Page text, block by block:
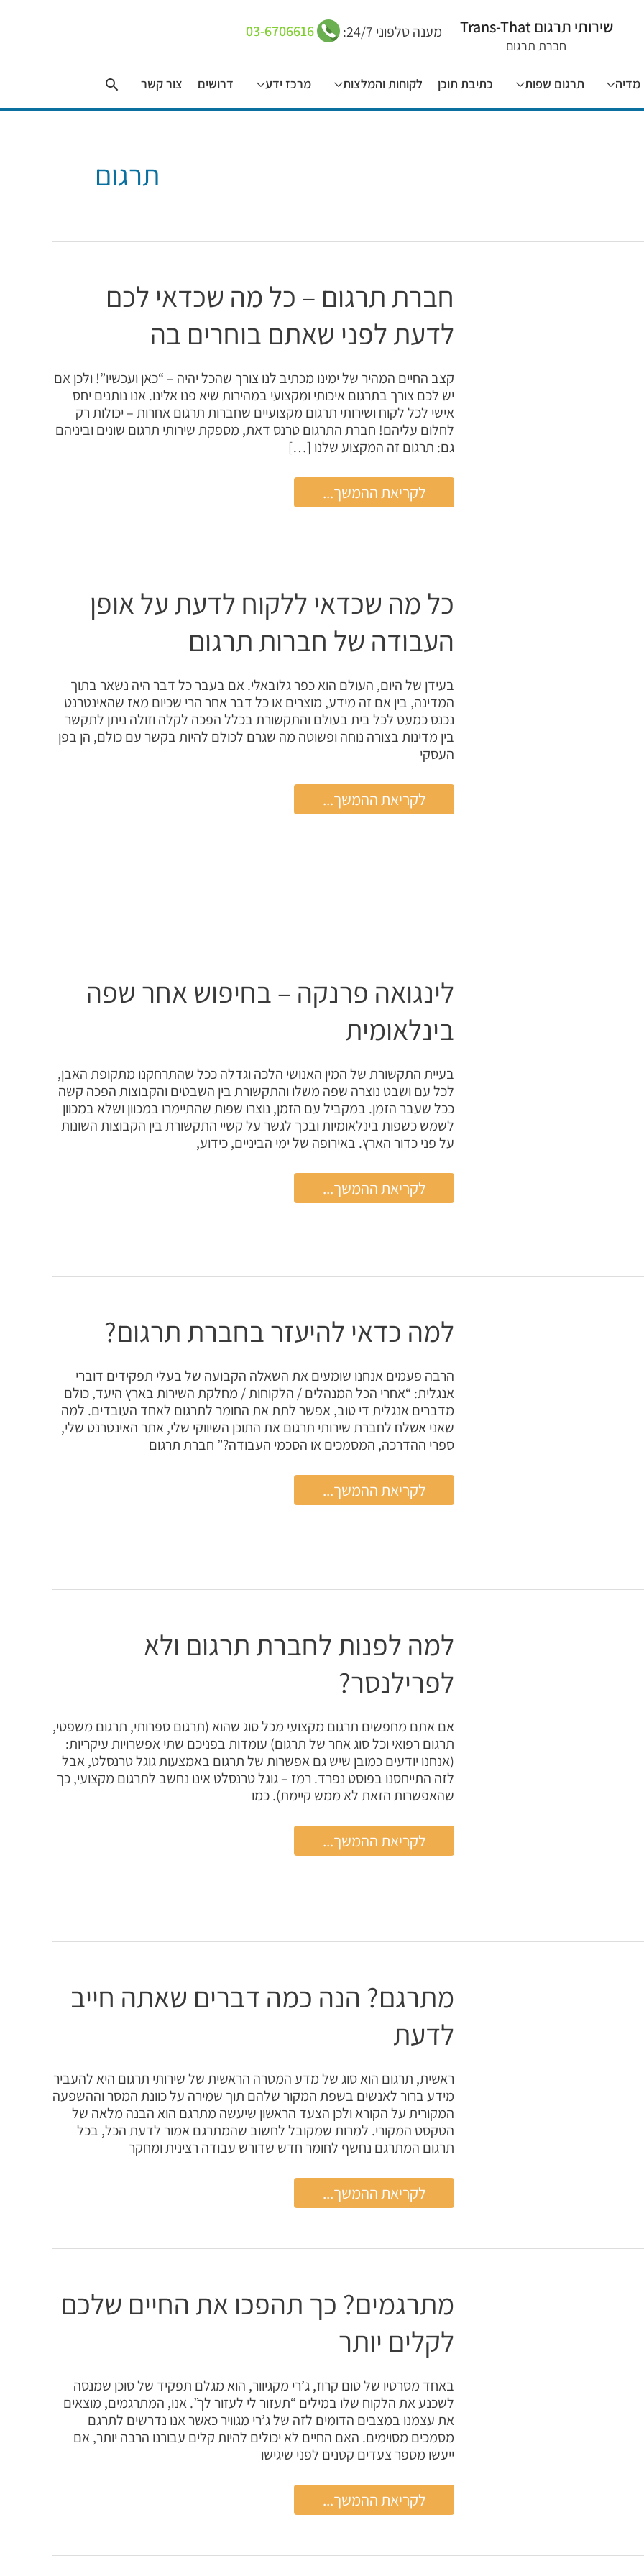
שירותי תרגום Trans-That
חברת תרגום
מענה טלפוני 24/7: 03-6706616
מדיה תרגום שפות כתיבת תוכן לקוחות והמלצות מרכז ידע דרושים צור קשר חיפוש
תרגום
חברת תרגום – כל מה שכדאי לכם
לדעת לפני שאתם בוחרים בה
קצב החיים המהיר של ימינו מכתיב לנו צורך שהכל יהיה – “כאן ועכשיו”! ולכן אם
יש לכם צורך בתרגום איכותי ומקצועי במהירות שיא פנו אלינו. אנו נותנים יחס
אישי לכל לקוח ושירותי תרגום מקצועיים שחברות תרגום אחרות – יכולות רק
לחלום עליהם! חברת התרגום טרנס דאת, מספקת שירותי תרגום שונים וביניהם
גם: תרגום זה המקצוע שלנו […]
חברת
תרגום
מה
לדעת
לפני
שאתם
בוחרים
לקריאת ההמשך...
כל מה שכדאי ללקוח לדעת על אופן
העבודה של חברות תרגום
בעידן של היום, העולם הוא כפר גלובאלי. אם בעבר כל דבר היה נשאר בתוך
המדינה, בין אם זה מידע, מוצרים או כל דבר אחר הרי שכיום מאז שהאינטרנט
נכנס כמעט לכל בית בעולם והתקשורת בכלל הפכה לקלה וזולה ניתן לתקשר
בין מדינות בצורה נוחה ופשוטה מה שגרם לכולם להיות בקשר עם כולם, הן בפן
העסקי
כל
מה
חברות
לקריאת ההמשך...
לינגואה פרנקה – בחיפוש אחר שפה
בינלאומית
בעיית התקשורת של המין האנושי הלכה וגדלה ככל שהתרחקנו מתקופת האבן,
לכל עם ושבט נוצרה שפה משלו והתקשורת בין השבטים והקבוצות הפכה קשה
ככל שעבר הזמן. במקביל עם הזמן, נוצרו שפות שהתיימרו במכוון ושלא במכוון
לשמש כשפות בינלאומיות ובכך לגשר על קשיי התקשורת בין הקבוצות השונות
על פני כדור הארץ. באירופה של ימי הביניים, כידוע,
לינגואה
פרנקה
בינלאומית
לקריאת ההמשך...
למה כדאי להיעזר בחברת תרגום?
הרבה פעמים אנחנו שומעים את השאלה הקבועה של בעלי תפקידים דוברי
אנגלית: “אחרי הכל המנהלים / הלקוחות / מחלקת השירות בארץ היעד, כולם
מדברים אנגלית די טוב, אפשר לתת את החומר לתרגום לאחד העובדים. למה
שאני אשלח לחברת שירותי תרגום את התוכן השיווקי שלי, אתר האינטרנט שלי,
ספרי ההדרכה, המסמכים או הסכמי העבודה?” חברת תרגום
למה
כדאי
לקריאת ההמשך...
למה לפנות לחברת תרגום ולא
לפרילנסר?
אם אתם מחפשים תרגום מקצועי מכל סוג שהוא (תרגום ספרותי, תרגום משפטי,
תרגום רפואי וכל סוג אחר של תרגום) עומדות בפניכם שתי אפשרויות עיקריות:
(אנחנו יודעים כמובן שיש גם אפשרות של תרגום באמצעות גוגל טרנסלט, אבל
לזה התייחסנו בפוסט נפרד. רמז – גוגל טרנסלט אינו נחשב לתרגום מקצועי, כך
שהאפשרות הזאת לא ממש קיימת). כמו
למה
לפנות
לקריאת ההמשך...
מתרגם? הנה כמה דברים שאתה חייב
לדעת
ראשית, תרגום הוא סוג של מדע המטרה הראשית של שירותי תרגום היא להעביר
מידע ברור לאנשים בשפת המקור שלהם תוך שמירה על כוונת המסר וההשפעה
המקורית על הקורא ולכן הצעד הראשון שיעשה מתרגם הוא הבנה מלאה של
הטקסט המקורי. למרות שמקובל לחשוב שהמתרגם אמור לדעת הכל, בכל
תרגום המתרגם נחשף לחומר חדש שדורש עבודה רצינית ומחקר
מתרגם?
הנה
שאתה
לקריאת ההמשך...
מתרגמים? כך תהפכו את החיים שלכם
לקלים יותר
באחד מסרטיו של טום קרוז, ג’רי מקגיוור, הוא מגלם תפקיד של סוכן שמנסה
לשכנע את הלקוח שלו במילים “תעזור לי לעזור לך”. אנו, המתרגמים, מוצאים
את עצמנו במצבים הדומים לזה של ג’רי מגוויר כאשר אנו נדרשים לתרגם
מסמכים מסוימים. האם החיים לא יכולים להיות קלים עבורנו הרבה יותר, אם
ייעשו מספר צעדים קטנים לפני שיגישו
מתרגמים?
כך
החיים
לקריאת ההמשך...